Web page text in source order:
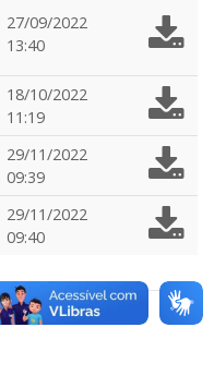
27/09/2022
13:40
18/10/2022
11:19
29/11/2022
09:39
29/11/2022
09:40